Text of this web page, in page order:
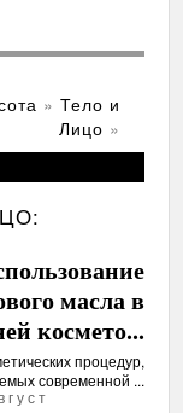
» Тело и
Лицо »
масла в
космето...
процедур,
современной ...